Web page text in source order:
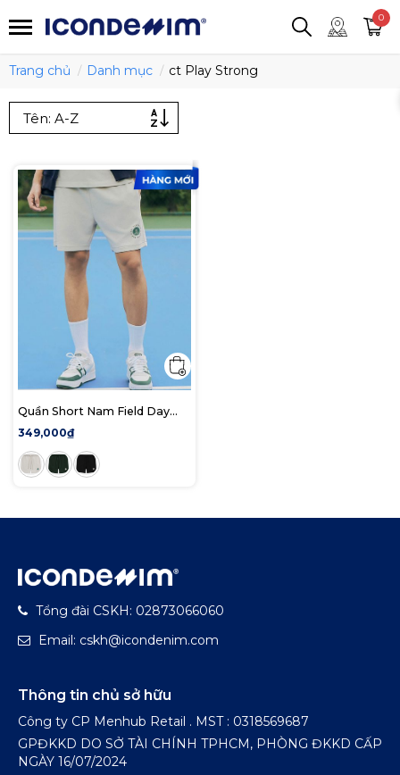
0
Trang chủ Danh mục ct Play Strong
Quần Short Nam Field Day
Pique CVC From Regular
349,000₫
Tổng đài CSKH: 02873066060
Email: cskh@icondenim.com
Thông tin chủ sở hữu
Công ty CP Menhub Retail . MST : 0318569687
GPĐKKD DO SỞ TÀI CHÍNH TPHCM, PHÒNG ĐKKD CẤP
NGÀY 16/07/2024